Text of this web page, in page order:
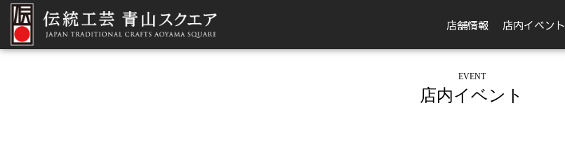
店舗情報 店内イベント
EVENT
店内イベント